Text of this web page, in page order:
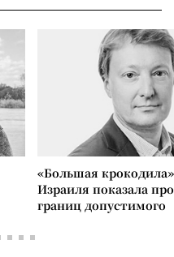
«Большая
Израиля показала
границ допустимого